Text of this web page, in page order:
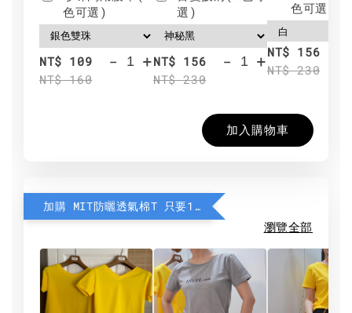
色可選)
NT$ 109
NT$ 160
- +
選)
NT$ 156
NT$ 230
- +
色可選)
NT$ 156
NT$ 230
加入購物車
加購 MIT防曬透氣棉T 只要190元
瀏覽全部